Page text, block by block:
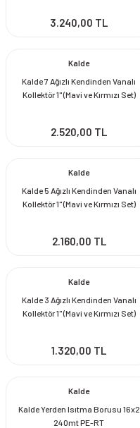
3.240,00 TL
Kalde
Kalde 7 Ağızlı Kendinden Vanalı
Kollektör 1'' (Mavi ve Kırmızı Set)
2.520,00 TL
Kalde
Kalde 5 Ağızlı Kendinden Vanalı
Kollektör 1'' (Mavi ve Kırmızı Set)
2.160,00 TL
Kalde
Kalde 3 Ağızlı Kendinden Vanalı
Kollektör 1'' (Mavi ve Kırmızı Set)
1.320,00 TL
Kalde
Kalde Yerden Isıtma Borusu 16x2
240mt PE-RT